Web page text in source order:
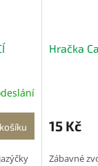
Hračka
15 Kč
Zábavné